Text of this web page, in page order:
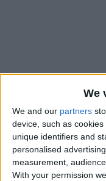
We
We and our partners
device, such as
unique identifiers and
personalised
measurement,
With your permission
Le conseil
dates du Championnat
2026-2027.